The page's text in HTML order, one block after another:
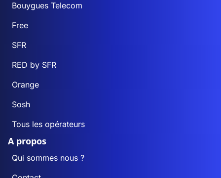
Bouygues Telecom
Free
SFR
RED by SFR
Orange
Sosh
Tous les opérateurs
A propos
Qui sommes nous ?